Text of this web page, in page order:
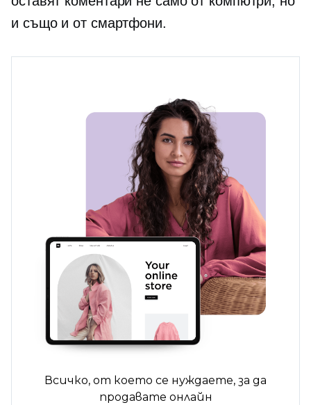
и също и от смартфони.
Всичко, от което се нуждаете, за да
продавате онлайн